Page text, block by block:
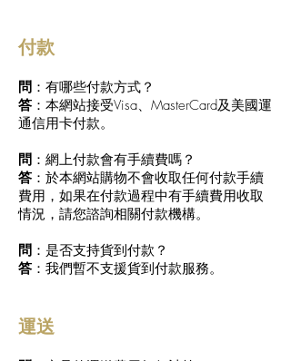
付款
問 ：有哪些付款方式？
答 ：本網站接受Visa、MasterCard及美國運
通信用卡付款。
問 ：網上付款會有手續費嗎？
答 ：於本網站購物不會收取任何付款手續
費用，如果在付款過程中有手續費用收取
情況，請您諮詢相關付款機構。
問 ：是否支持貨到付款？
答 ：我們暫不支援貨到付款服務。
運送